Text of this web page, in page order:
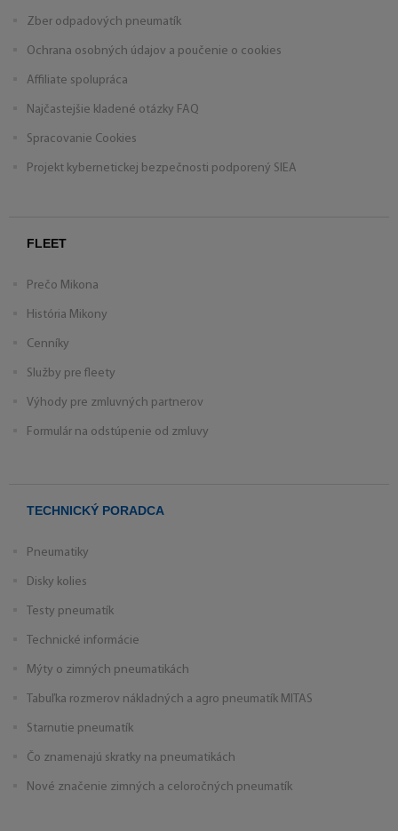
Zber odpadových pneumatík
Ochrana osobných údajov a poučenie o cookies
Affiliate spolupráca
Najčastejšie kladené otázky FAQ
Spracovanie Cookies
Projekt kybernetickej bezpečnosti podporený SIEA
FLEET
Prečo Mikona
História Mikony
Cenníky
Služby pre fleety
Výhody pre zmluvných partnerov
Formulár na odstúpenie od zmluvy
TECHNICKÝ PORADCA
Pneumatiky
Disky kolies
Testy pneumatík
Technické informácie
Mýty o zimných pneumatikách
Tabuľka rozmerov nákladných a agro pneumatík MITAS
Starnutie pneumatík
Čo znamenajú skratky na pneumatikách
Nové značenie zimných a celoročných pneumatík